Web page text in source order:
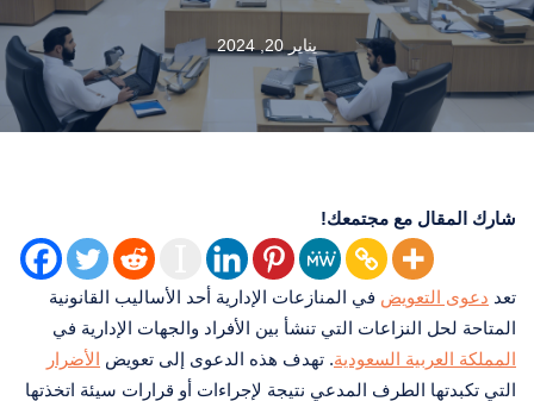
يناير 20, 2024
شارك المقال مع مجتمعك!
تعد دعوى التعويض في المنازعات الإدارية أحد الأساليب القانونية
المتاحة لحل النزاعات التي تنشأ بين الأفراد والجهات الإدارية في
المملكة العربية السعودية. تهدف هذه الدعوى إلى تعويض الأضرار
التي تكبدتها الطرف المدعي نتيجة لإجراءات أو قرارات سيئة اتخذتها